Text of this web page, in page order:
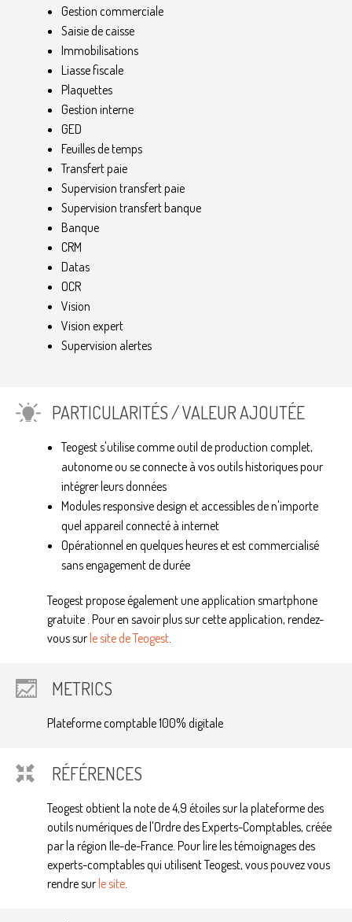
Gestion commerciale
Saisie de caisse
Immobilisations
Liasse fiscale
Plaquettes
Gestion interne
GED
Feuilles de temps
Transfert paie
Supervision transfert paie
Supervision transfert banque
Banque
CRM
Datas
OCR
Vision
Vision expert
Supervision alertes
PARTICULARITÉS / VALEUR AJOUTÉE
Teogest s'utilise comme outil de production complet,
autonome ou se connecte à vos outils historiques pour
intégrer leurs données
Modules responsive design et accessibles de n'importe
quel appareil connecté à internet
Opérationnel en quelques heures et est commercialisé
sans engagement de durée
Teogest propose également une application smartphone
gratuite . Pour en savoir plus sur cette application, rendez-
vous surle site de Teogest
METRICS
Plateforme comptable 100% digitale
RÉFÉRENCES
Teogest obtient la note de 4,9 étoiles sur la plateforme des
outils numériques de l'Ordre des Experts-Comptables, créée
par la région Ile-de-France. Pour lire les témoignages des
experts-comptables qui utilisent Teogest, vous pouvez vous
rendre surle site